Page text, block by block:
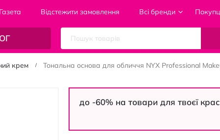
Газета Відстежити замовлення Всі бренди
крем Тональна основа для обличчя NYX Professional
до -60% на товари для твоєї